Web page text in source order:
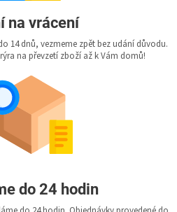
na vrácení
14 dnů, vezmeme zpět bez udání důvodu.
na převzetí zboží až k Vám domů!
do 24 hodin